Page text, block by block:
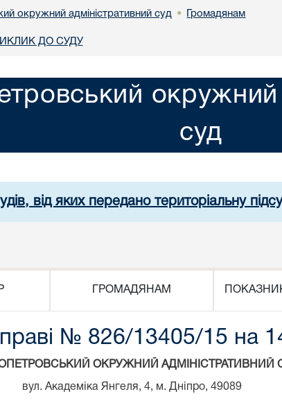
окружний адміністративний суд • Громадянам
ДО СУДУ
окружний
суд
від яких передано територіальну
ГРОМАДЯНАМ
№ 826/13405/15 на
ОКРУЖНИЙ АДМІНІСТРАТИВНИЙ
вул. Академіка Янгеля, 4, м. Дніпро, 49089